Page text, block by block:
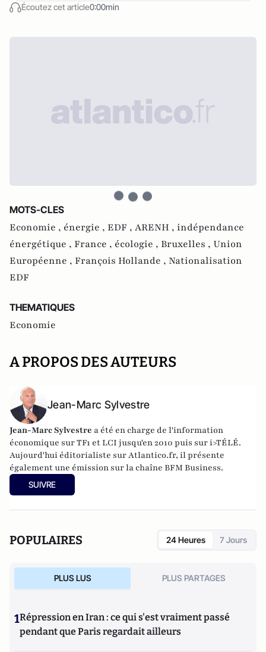
Écoutez cet article0:00min
MOTS-CLES
Economie , énergie , EDF , ARENH , indépendance
énergétique , France , écologie , Bruxelles , Union
Européenne , François Hollande , Nationalisation
EDF
THEMATIQUES
Economie
A PROPOS DES AUTEURS
Jean-Marc Sylvestre
Jean-Marc Sylvestre a été en charge de l'information
économique sur TF1 et LCI jusqu'en 2010 puis sur i>TÉLÉ.
Aujourd'hui éditorialiste sur Atlantico.fr, il présente
également une émission sur la chaîne BFM Business.
SUIVRE
POPULAIRES 24 Heures 7 Jours
PLUS LUS PLUS PARTAGES
1Répression en Iran : ce qui s'est vraiment passé
pendant que Paris regardait ailleurs